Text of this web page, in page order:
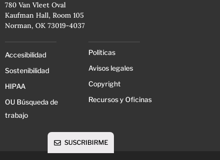
780 Van Vleet Oval
Kaufman Hall, Room 105
Norman, OK 73019-4037
Accesibilidad
Sostenibilidad
HIPAA
OU Búsqueda de
trabajo
Políticas
Avisos legales
Copyright
Recursos y Oficinas
SUSCRIBIRME